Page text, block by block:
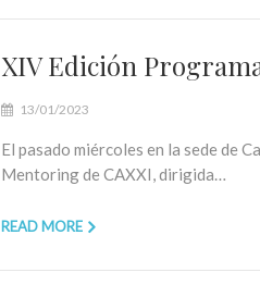
XIV Edición
13/01/2023
El pasado miércoles en la sede de
Mentoring de CAXXI, dirigida…
READ MORE